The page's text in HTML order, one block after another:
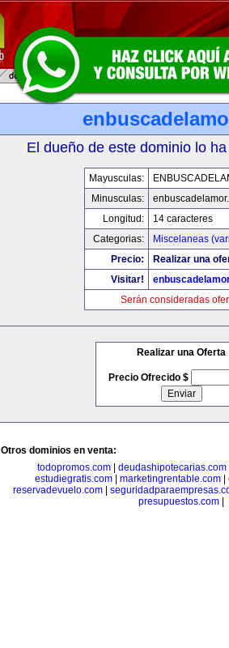
El dueño de este dominio lo
Mayusculas:
Minusculas:
Longitud:
14 caracteres
Categorias:
Miscelaneas
Precio:
Realizar una
Visitar!
Serán consideradas
Realizar una Oferta
Precio Ofrecido $
Otros dominios en venta:
todopromos.com
deudashipotecarias.com
estudiegratis.com
marketingrentable.com
reservadevuelo.com
presupuestos.com